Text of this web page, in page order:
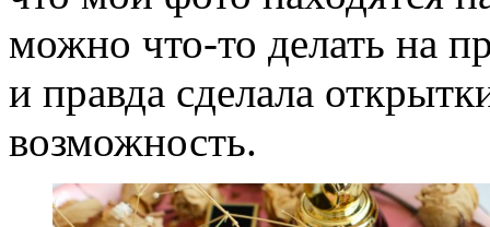
можно что-то делать на
и правда сделала
возможность.